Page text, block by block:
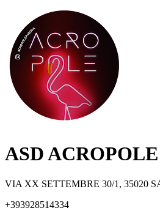
ASD
VIA XX SETTEMBRE 30/1, 35020
+393928514334